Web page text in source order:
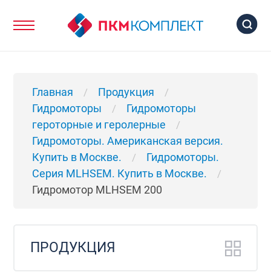
Главная / Продукция /
Гидромоторы /
Гидромоторы
героторные и геролерные
/
Гидромоторы. Американская версия.
Купить в Москве.
/
Гидромоторы.
Серия MLHSEM. Купить в Москве.
/
Гидромотор MLHSEM 200
ПРОДУКЦИЯ